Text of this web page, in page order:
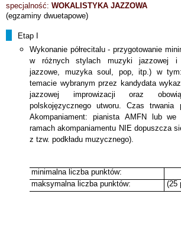
specjalność: WOKALISTYKA JAZZOWA
(egzaminy dwuetapowe)
Etap I
Wykonanie półrecitalu - przygotowanie
w różnych stylach
muzyki jazzowej i
jazzowe, muzyka soul, pop, itp.) w
temacie wybranym przez kandydata
jazzowej
improwizacji oraz
polskojęzycznego utworu. Czas trwania
Akompaniament:
pianista AMFN lub we
ramach akompaniamentu NIE dopuszcza
z tzw. podkładu muzycznego).
minimalna liczba punktów:
maksymalna liczba punktów:
(25